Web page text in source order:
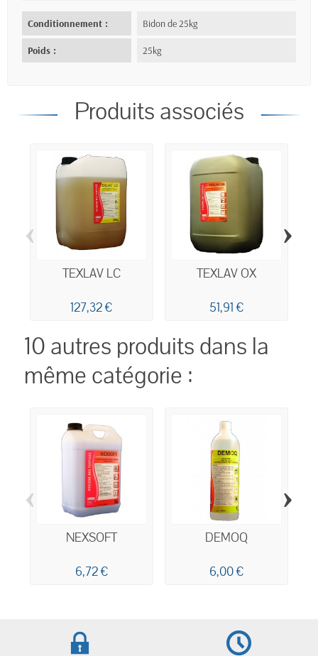
Conditionnement : Bidon de 25kg
Poids : 25kg
Produits associés
TEXLAV LC
127,32 €
TEXLAV OX
51,91 €
‹ ›
10 autres produits dans la
même catégorie :
NEXSOFT
6,72 €
DEMOQ
6,00 €
‹ ›